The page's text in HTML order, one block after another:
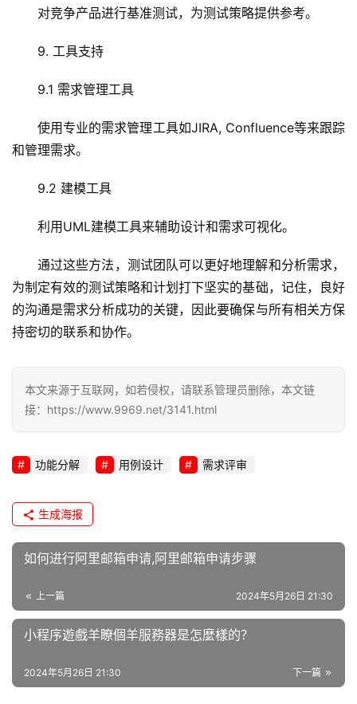
对竞争产品进行基准测试，为测试策略提供参考。
9. 工具支持
9.1 需求管理工具
使用专业的需求管理工具如JIRA, Confluence等来跟踪
和管理需求。
9.2 建模工具
利用UML建模工具来辅助设计和需求可视化。
通过这些方法，测试团队可以更好地理解和分析需求，
为制定有效的测试策略和计划打下坚实的基础，记住，良好
的沟通是需求分析成功的关键，因此要确保与所有相关方保
持密切的联系和协作。
本文来源于互联网，如若侵权，请联系管理员删除，本文链
接：https://www.9969.net/3141.html
功能分解 用例设计 需求评审
生成海报
如何进行阿里邮箱申请,阿里邮箱申请步骤
上一篇 2024年5月26日 21:30
小程序遊戲羊瞭個羊服務器是怎麼樣的？
下一篇
2024年5月26日 21:30